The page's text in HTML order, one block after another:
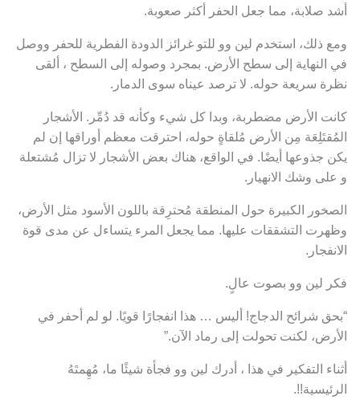
أشد صلابة، مما جعل الحفر أكثر صعوبة.
ومع ذلك، استخدم لين وو للتو غرائز الدودة الفطرية للحفر ووصل
في النهاية إلى سطح الأرض. بمجرد وصوله إلى السطح ، ألقى
نظرة سريعة حوله. لا ترصد عيناه سوى الدمار.
كانت الأرض مضطربة، وبدا كل شيء وكأنه قد دُمِّر. الأشجار
المُقتَلِعَة مِن الأرض مُلقاةٍ حوله، احترقت معظم أوراقها إن لم
يكن جذوعها أيضًا. في الواقع، هناك بعض الأشجار لا تزال مُشتعلة
و على وشك الانهيار.
الصخور الكبيرة حول المنطقة مُحترِقة باللون الأسود مثل الأرض،
وظهرت التشققات عليها. مما يجعل المرء يتساءل عن مدى قوة
الانفجار.
فكر لين وو بصوت عالٍ.
“بحق شرائح الدجاج! أليس … هذا انفجارًا قويًا. لو لم أحفر في
الأرض، لكنت تحولت إلى رماد الآن.”
أثناء التفكير في هذا ، أدرك لين وو فجأة شيئًا ما، مُهِمتَهُ
الرئيسية!!.